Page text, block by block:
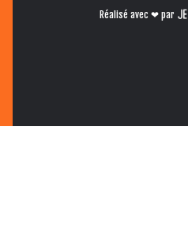
Réalisé avec ❤ par